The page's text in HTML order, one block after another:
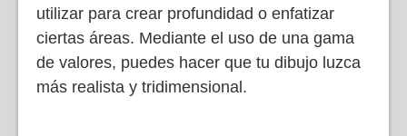
utilizar para crear profundidad o enfatizar
ciertas áreas. Mediante el uso de una gama
de valores, puedes hacer que tu dibujo luzca
más realista y tridimensional.